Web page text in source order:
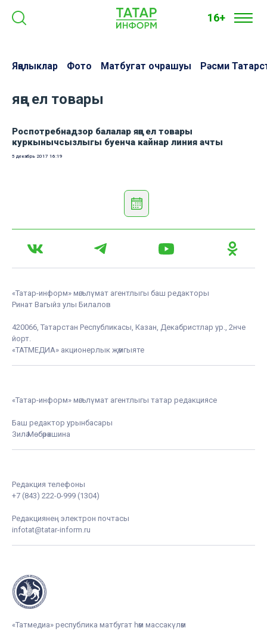
16+
Яңалыклар Фото Матбугат очрашуы Рәсми
яңа ел товары
Роспотребнадзор балалар яңа ел товары
куркынычсызлыгы буенча кайнар линия ачты
5 декабрь 2017 16:19
«Татар-информ» мәгълүмат агентлыгы баш редакторы
Ринат Вагыйз улы Билалов
420066, Татарстан Республикасы, Казан, Декабристлар ур., 2нче
йорт.
«ТАТМЕДИА» акционерлык җәмгыяте
«Татар-информ» мәгълүмат агентлыгы татар редакциясе
Баш редактор урынбасары
Зилә Мөбәрәкшина
Редакция телефоны
+7 (843) 222-0-999 (1304)
Редакциянең электрон почтасы
infotat@tatar-inform.ru
«Татмедиа» республика матбугат һәм массакүләм